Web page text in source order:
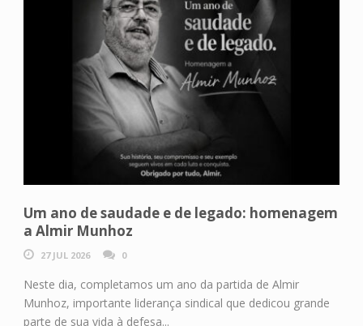
Um ano de saudade e de legado: homenagem
a Almir Munhoz
27 JUL 2026 0
Neste dia, completamos um ano da partida de Almir
Munhoz, importante liderança sindical que dedicou grande
parte de sua vida à defesa...